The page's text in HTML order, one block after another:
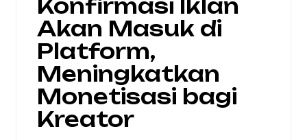
Konfirmasi Iklan
Akan Masuk di
Platform,
Meningkatkan
Monetisasi bagi
Kreator